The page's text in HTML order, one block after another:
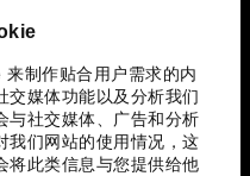
制作贴合用户需求的内
交媒体功能以及分析我们
与社交媒体、广告和分析
我们网站的使用情况，这
将此类信息与您提供给他